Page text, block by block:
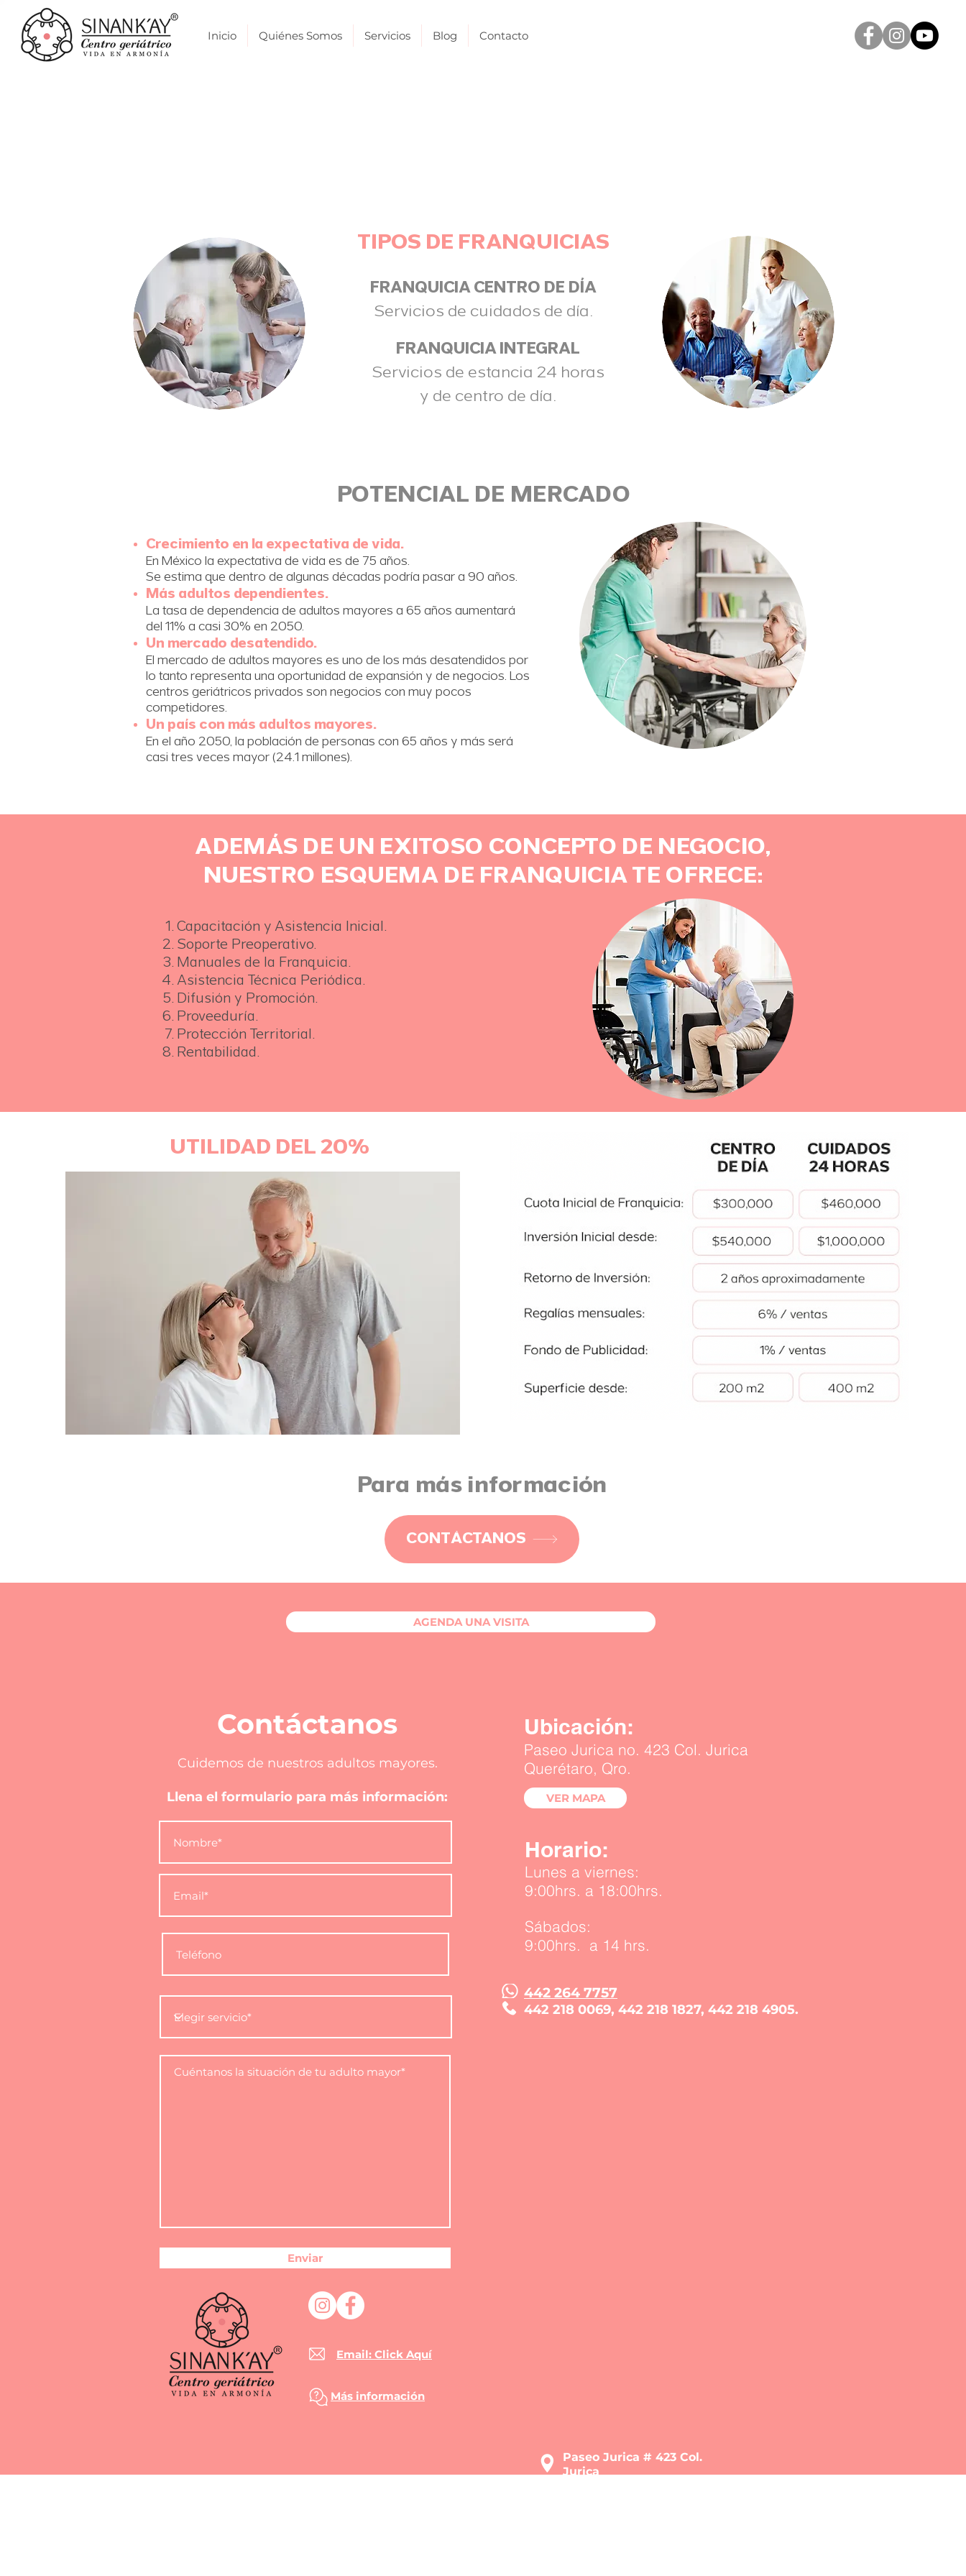
Inicio Quiénes Somos Servicios Blog Contacto
TIPOS DE FRANQUICIAS
FRANQUICIA CENTRO DE DÍA
Servicios de cuidados de día.
FRANQUICIA INTEGRAL
Servicios de estancia 24 horas
y de centro de día.
POTENCIAL DE MERCADO
Crecimiento en la expectativa de vida.
En México la expectativa de vida es de 75 años.
Se estima que dentro de algunas décadas podría pasar a 90 años.
Más adultos dependientes.
La tasa de dependencia de adultos mayores a 65 años aumentará
del 11% a casi 30% en 2050.
Un mercado desatendido.
El mercado de adultos mayores es uno de los más desatendidos por
lo tanto representa una oportunidad de expansión y de negocios. Los
centros geriátricos privados son negocios con muy pocos
competidores.
Un país con más adultos mayores.
En el año 2050, la población de personas con 65 años y más será
casi tres veces mayor (24.1 millones).
ADEMÁS DE UN EXITOSO CONCEPTO DE NEGOCIO,
NUESTRO ESQUEMA DE FRANQUICIA TE OFRECE:
Capacitación y Asistencia Inicial.​
Soporte Preoperativo.
Manuales de la Franquicia.
Asistencia Técnica Periódica.
Difusión y Promoción.
Proveeduría.
Protección Territorial.
Rentabilidad.
UTILIDAD DEL 20%
Para más información
CONTÁCTANOS
AGENDA UNA VISITA
Contáctanos
Cuidemos de nuestros adultos mayores.
Llena el formulario para más información:
Enviar
Ubicación:
Paseo Jurica no. 423 Col. Jurica
Querétaro, Qro.
VER MAPA
Horario:
Lunes a viernes:
9:00hrs. a 18:00hrs.
Sábados:
9:00hrs. a 14 hrs.
442 264 7757
442 218 0069, 442 218 1827, 442 218 4905.
Email: Click Aquí
Más información
Paseo Jurica # 423 Col.
Jurica